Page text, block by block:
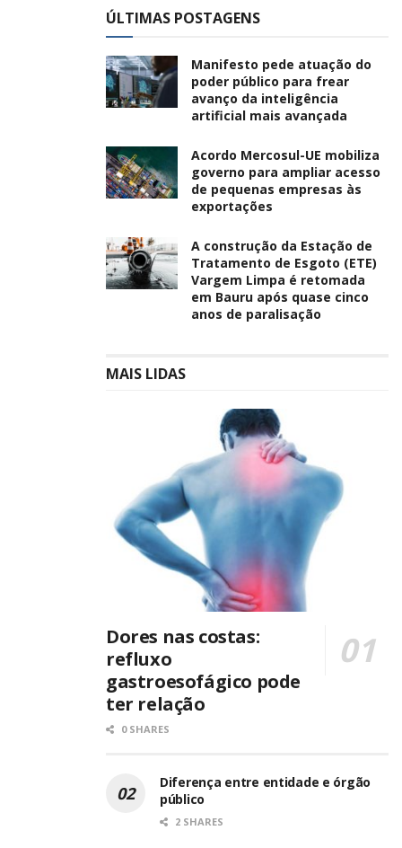
ÚLTIMAS POSTAGENS
Manifesto pede atuação do
poder público para frear
avanço da inteligência
artificial mais avançada
Acordo Mercosul-UE mobiliza
governo para ampliar acesso
de pequenas empresas às
exportações
A construção da Estação de
Tratamento de Esgoto (ETE)
Vargem Limpa é retomada
em Bauru após quase cinco
anos de paralisação
MAIS LIDAS
Dores nas costas:
refluxo
gastroesofágico pode
ter relação
0 SHARES
Diferença entre entidade e órgão
público
2 SHARES